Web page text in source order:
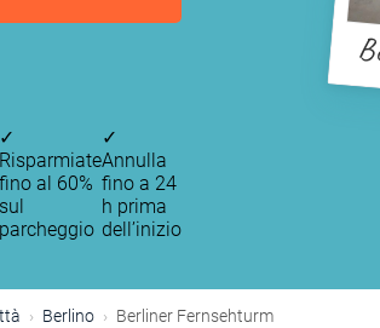
✓
Risparmiate
fino al 60%
sul
parcheggio
✓
Annulla
fino a 24
h prima
dell’inizio
Berlino Berliner Fernsehturm